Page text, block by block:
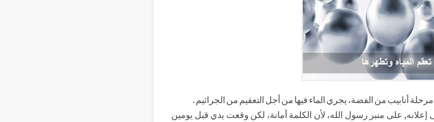
أنابيب من الفضة، يجري الماء فيها من أجل التعقيم من الجراثيم .
على منبر رسول الله، لأن الكلمة أمانة، لكن وقعت يدي قبل يومين